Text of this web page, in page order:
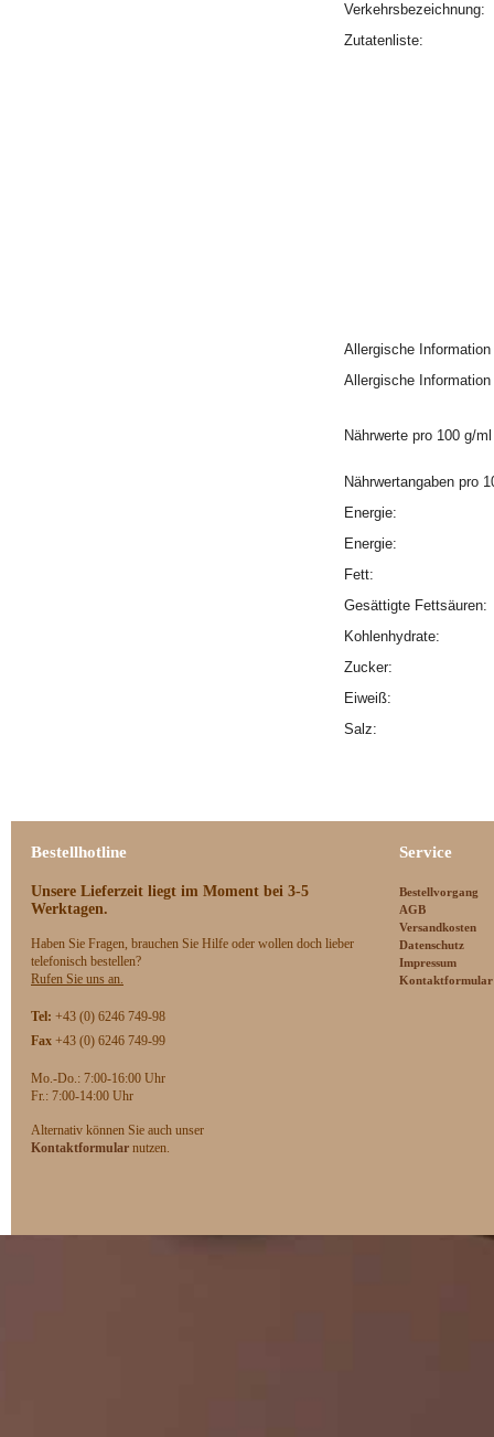
Verkehrsbezeichnung:
Zutatenliste:
Allergische
Allergische
Nährwerte pro 100 g/ml
Nährwertangaben pro
Energie:
Energie:
Fett:
Gesättigte
Kohlenhydrate:
Zucker:
Eiweiß:
Salz:
Bestellhotline
Unsere Lieferzeit liegt im Moment bei 3-5
Werktagen.
Haben Sie Fragen, brauchen Sie Hilfe oder wollen doch lieber
telefonisch bestellen?
Rufen Sie uns an.
Tel: +43 (0) 6246 749-98
Fax +43 (0) 6246 749-99
Mo.-Do.: 7:00-16:00 Uhr
Fr.: 7:00-14:00 Uhr
Alternativ können Sie auch unser
Kontaktformular nutzen.
Service
Bestellvorgang
AGB
Versandkosten
Datenschutz
Impressum
Kontaktformular